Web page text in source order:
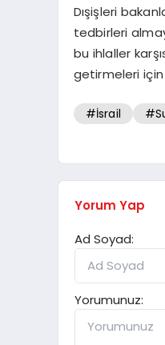
Dışişleri
tedbirleri
bu ihlaller
getirmeleri için
#İsrail
Yorum Yap
Ad Soyad:
Yorumunuz: